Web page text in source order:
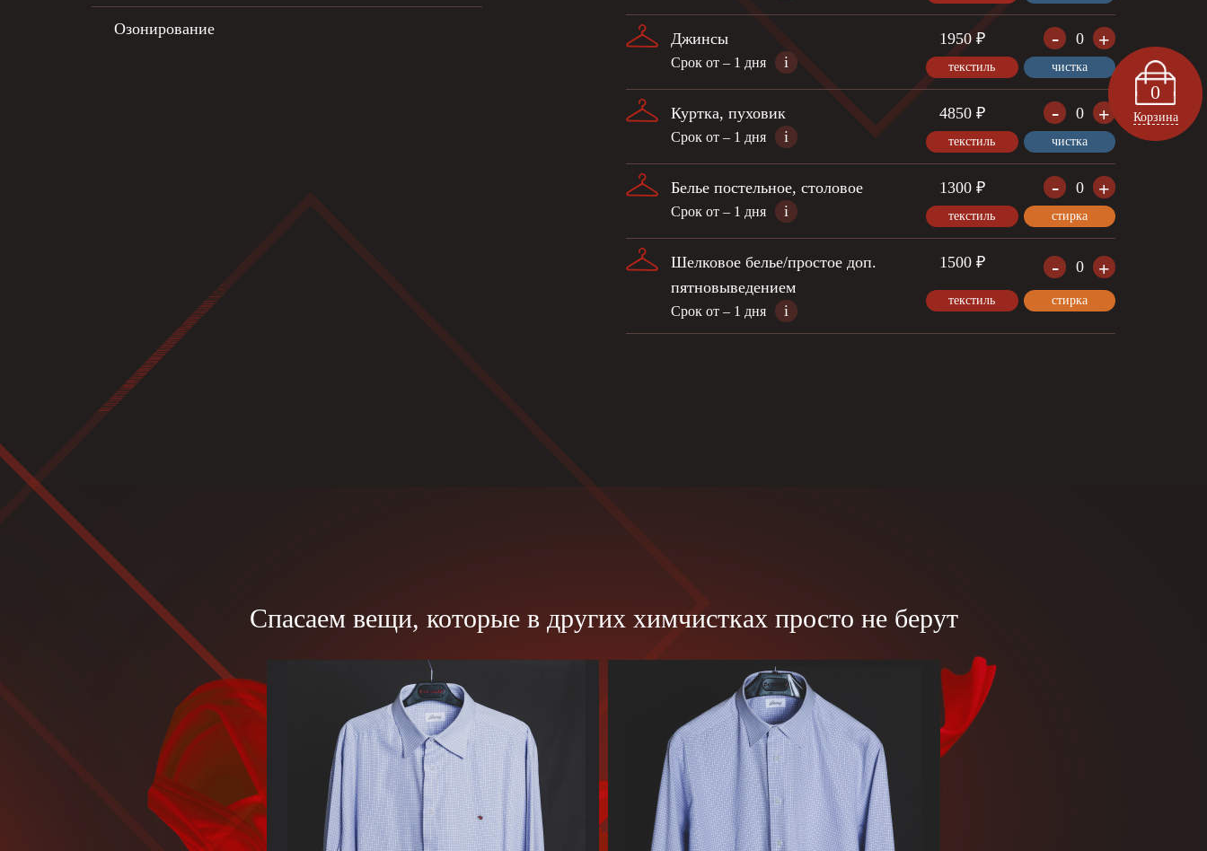
Озонирование
Джинсы
Срок от – 1 дня i
1950 ₽ - 0 +
текстиль чистка
Куртка, пуховик
Срок от – 1 дня i
4850 ₽ - 0 +
текстиль чистка
Белье постельное, столовое
Срок от – 1 дня i
1300 ₽ - 0 +
текстиль стирка
Шелковое белье/простое доп.
пятновыведением
Срок от – 1 дня i
1500 ₽ - 0 +
текстиль стирка
Спасаем вещи, которые в других химчистках просто не берут
0
Корзина